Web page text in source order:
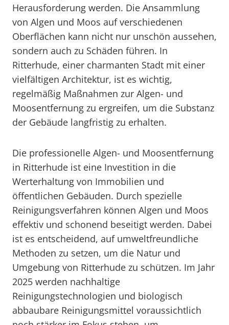
Herausforderung werden. Die Ansammlung
von Algen und Moos auf verschiedenen
Oberflächen kann nicht nur unschön aussehen,
sondern auch zu Schäden führen. In
Ritterhude, einer charmanten Stadt mit einer
vielfältigen Architektur, ist es wichtig,
regelmäßig Maßnahmen zur Algen- und
Moosentfernung zu ergreifen, um die Substanz
der Gebäude langfristig zu erhalten.
Die professionelle Algen- und Moosentfernung
in Ritterhude ist eine Investition in die
Werterhaltung von Immobilien und
öffentlichen Gebäuden. Durch spezielle
Reinigungsverfahren können Algen und Moos
effektiv und schonend beseitigt werden. Dabei
ist es entscheidend, auf umweltfreundliche
Methoden zu setzen, um die Natur und
Umgebung von Ritterhude zu schützen. Im Jahr
2025 werden nachhaltige
Reinigungstechnologien und biologisch
abbaubare Reinigungsmittel voraussichtlich